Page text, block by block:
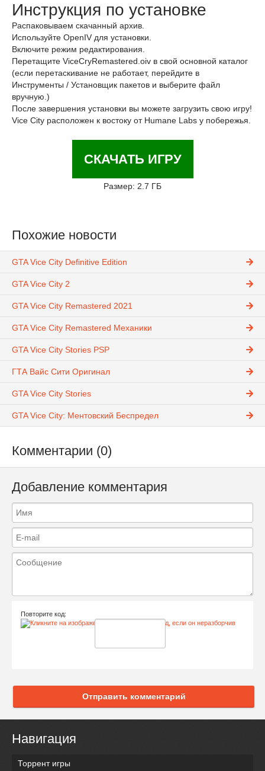
Инструкция по установке
Распаковываем скачанный архив.
Используйте OpenIV для установки.
Включите режим редактирования.
Перетащите ViceCryRemastered.oiv в свой основной каталог
(если перетаскивание не работает, перейдите в
Инструменты / Установщик пакетов и выберите файл
вручную.)
После завершения установки вы можете загрузить свою игру!
Vice City расположен к востоку от Humane Labs у побережья.
СКАЧАТЬ ИГРУ
Размер: 2.7 ГБ
Похожие новости
GTA Vice City Definitive Edition
GTA Vice City 2
GTA Vice City Remastered 2021
GTA Vice City Remastered Механики
GTA Vice City Stories PSP
ГТА Вайс Сити Оригинал
GTA Vice City Stories
GTA Vice City: Ментовский Беспредел
Комментарии (0)
Добавление комментария
Повторите код:
Отправить комментарий
Навигация
Торрент игры